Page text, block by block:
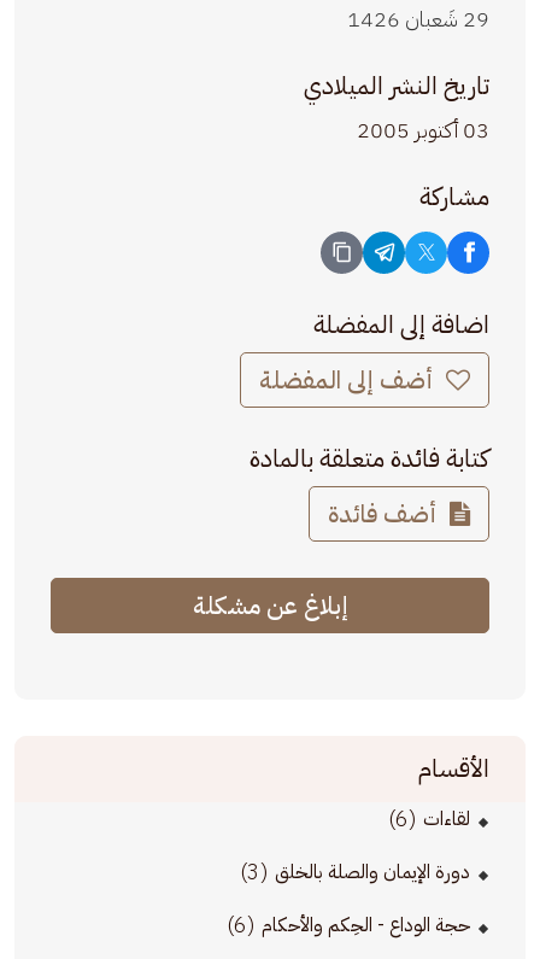
29 شَعبان 1426
تاريخ النشر الميلادي
03 أكتوبر 2005
مشاركة
اضافة إلى المفضلة
أضف إلى المفضلة
كتابة فائدة متعلقة بالمادة
أضف فائدة
إبلاغ عن مشكلة
الأقسام
لقاءات (6)
دورة الإيمان والصلة بالخلق (3)
حجة الوداع - الحِكم والأحكام (6)